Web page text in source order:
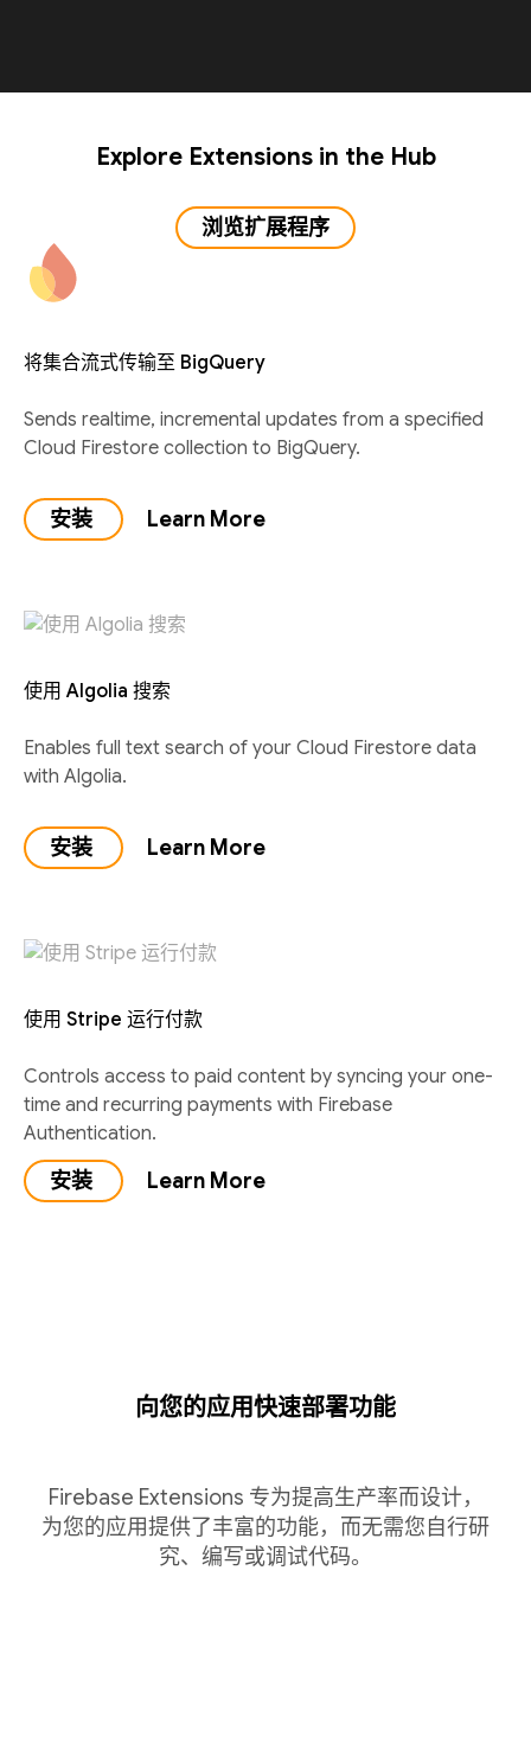
Explore Extensions in the Hub
浏览扩展程序
将集合流式传输至 BigQuery
Sends realtime, incremental updates from a specified
Cloud Firestore collection to BigQuery.
安装 Learn More
使用 Algolia 搜索
Enables full text search of your Cloud Firestore data
with Algolia.
安装 Learn More
使用 Stripe 运行付款
Controls access to paid content by syncing your one-
time and recurring payments with Firebase
Authentication.
安装 Learn More
向您的应用快速部署功能
Firebase Extensions 专为提高生产率而设计，
为您的应用提供了丰富的功能，而无需您自行研
究、编写或调试代码。